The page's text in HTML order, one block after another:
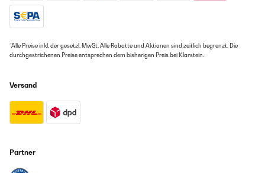
*Alle Preise inkl. der gesetzl. MwSt. Alle Rabatte und Aktionen sind zeitlich begrenzt. Die
durchgestrichenen Preise entsprechen dem bisherigen Preis bei Klarstein.
Versand
Partner